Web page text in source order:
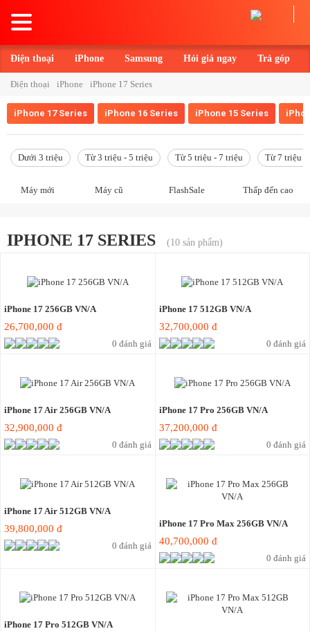
Toggle
navigation
Điện thoại iPhone Samsung Hỏi giá ngay Trả góp
Điện thoại iPhone iPhone 17 Series
iPhone 17 Series iPhone 16 Series iPhone 15 Series
Dưới 3 triệu Từ 3 triệu - 5 triệu Từ 5 triệu - 7 triệu Từ 7 triệu -
Máy mới Máy cũ FlashSale Thấp đến cao
IPHONE 17 SERIES (10 sản phẩm)
iPhone 17 256GB VN/A
26,700,000 đ
0 đánh giá
iPhone 17 512GB VN/A
32,700,000 đ
0 đánh giá
iPhone 17 Air 256GB VN/A
32,900,000 đ
0 đánh giá
iPhone 17 Pro 256GB VN/A
37,200,000 đ
0 đánh giá
iPhone 17 Air 512GB VN/A
39,800,000 đ
0 đánh giá
iPhone 17 Pro Max 256GB VN/A
40,700,000 đ
0 đánh giá
iPhone 17 Pro 512GB VN/A